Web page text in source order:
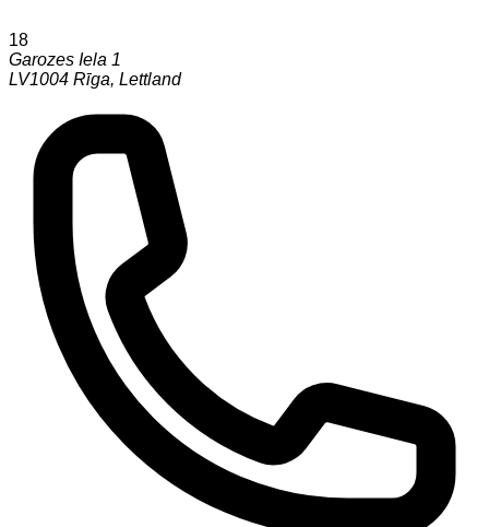
18
Garozes Iela 1
LV1004 Rīga, Lettland